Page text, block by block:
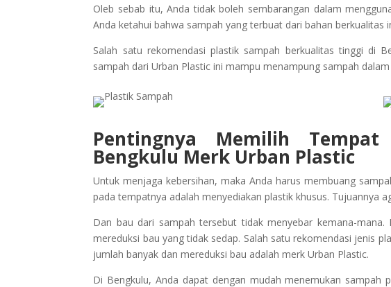
Oleb sebab itu, Anda tidak boleh sembarangan dalam
Anda ketahui bahwa sampah yang terbuat dari bahan
Salah satu rekomendasi plastik sampah berkualitas tinggi di
sampah dari Urban Plastic ini mampu menampung sampah
Pentingnya Memilih
Bengkulu Merk Urban Plastic
Untuk menjaga kebersihan, maka Anda harus membuang
pada tempatnya adalah menyediakan plastik khusus. Tujuannya
Dan bau dari sampah tersebut tidak menyebar kemana-
mereduksi bau yang tidak sedap. Salah satu rekomendasi jenis
jumlah banyak dan mereduksi bau adalah merk Urban Plastic.
Di Bengkulu, Anda dapat dengan mudah menemukan sampah